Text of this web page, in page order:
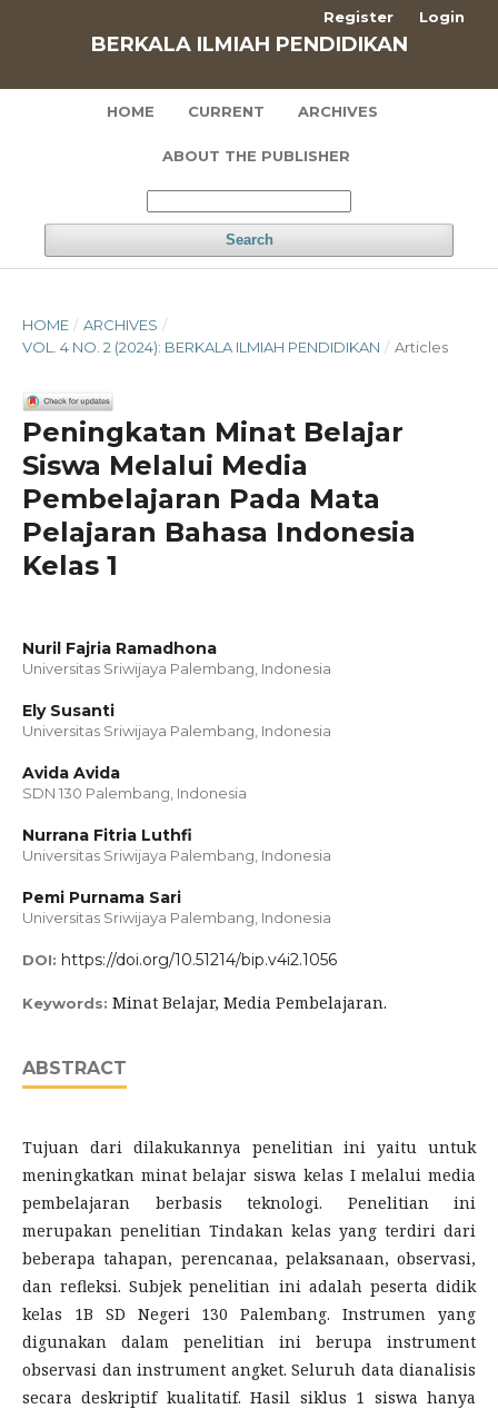
BERKALA ILMIAH PENDIDIKAN
HOME CURRENT ARCHIVES
ABOUT THE PUBLISHER
Search
Register Login
HOME / ARCHIVES /
VOL. 4 NO. 2 (2024): BERKALA ILMIAH PENDIDIKAN / Articles
Peningkatan Minat Belajar
Siswa Melalui Media
Pembelajaran Pada Mata
Pelajaran Bahasa Indonesia
Kelas 1
Nuril Fajria Ramadhona
Universitas Sriwijaya Palembang, Indonesia
Ely Susanti
Universitas Sriwijaya Palembang, Indonesia
Avida Avida
SDN 130 Palembang, Indonesia
Nurrana Fitria Luthfi
Universitas Sriwijaya Palembang, Indonesia
Pemi Purnama Sari
Universitas Sriwijaya Palembang, Indonesia
DOI: https://doi.org/10.51214/bip.v4i2.1056
Keywords: Minat Belajar, Media Pembelajaran.
ABSTRACT
Tujuan dari dilakukannya penelitian ini yaitu untuk
meningkatkan minat belajar siswa kelas I melalui media
pembelajaran berbasis teknologi. Penelitian ini
merupakan penelitian Tindakan kelas yang terdiri dari
beberapa tahapan, perencanaa, pelaksanaan, observasi,
dan refleksi. Subjek penelitian ini adalah peserta didik
kelas 1B SD Negeri 130 Palembang. Instrumen yang
digunakan dalam penelitian ini berupa instrument
observasi dan instrument angket. Seluruh data dianalisis
secara deskriptif kualitatif. Hasil siklus 1 siswa hanya